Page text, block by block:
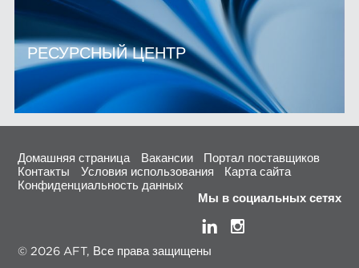
РЕСУРСНЫЙ ЦЕНТР
Домашняя страница Вакансии
Портал поставщиков
Контакты
Условия использования
Карта сайта
Конфиденциальность данных
Мы в социальных сетях
© 2026 AFT, Все права защищены